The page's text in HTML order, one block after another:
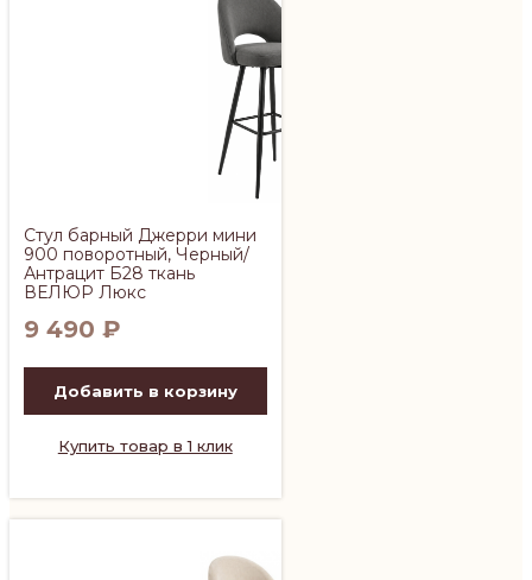
Стул барный Джерри мини
900 поворотный, Черный/
Антрацит Б28 ткань
ВЕЛЮР Люкс
9 490 ₽
Добавить в корзину
Купить товар в 1 клик